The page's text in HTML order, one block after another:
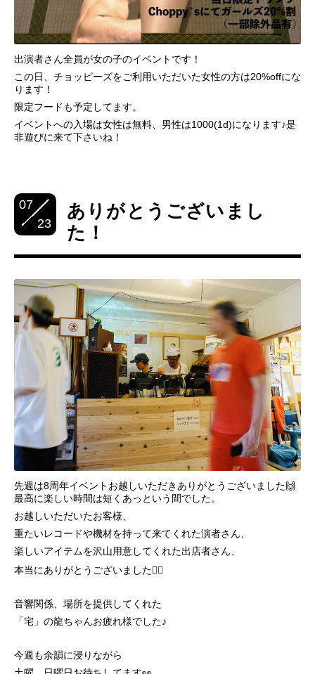
出演者さん全員が女の子のイベントです！
この日、チョッピーズをご利用いただいた女性の方は20%offにな
ります！
限定フードも予定してます。
イベントへの入場は女性は無料、男性は1000(1d)になります♪是
非遊びに来て下さいね！
07
23
ありがとうございまし
た！
先週は8周年イベントお越しいただきありがとうございました🙌
最高に楽しい時間は短くあっという間でした。
お越しいただいたお客様、
重たいレコードや機材を持って来てくれた演者さん、
楽しいアイテムを沢山用意してくれた出店者さん、
本当にありがとうございました🙇‍♂️
音響関係、場所を提供してくれた
「宅」の龍ちゃんお疲れ様でした♪
今週も余韻に浸りながら